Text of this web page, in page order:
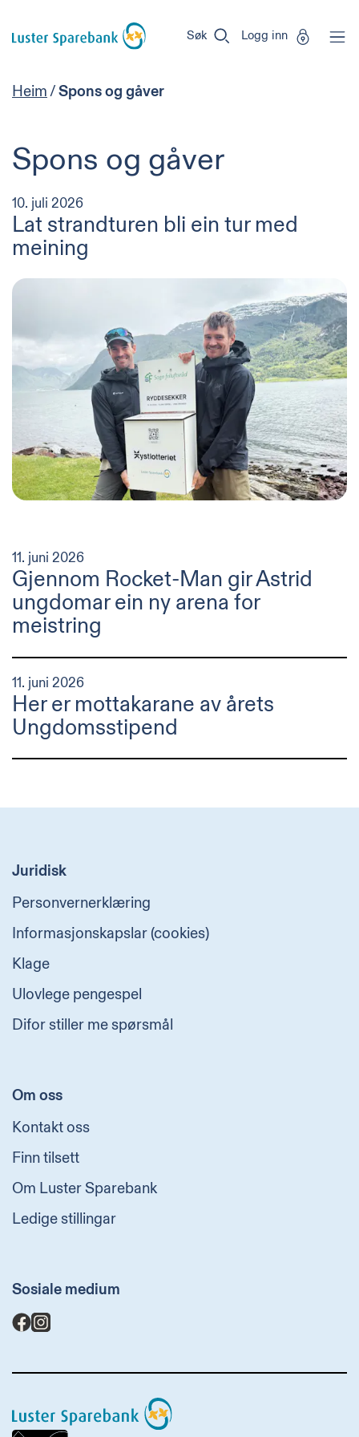
Sparebank
Søk Logg inn
Heim/Spons og gåver
Spons og gåver
10. juli 2026
Lat strandturen bli ein tur med
meining
11. juni 2026
Gjennom Rocket-Man gir Astrid
ungdomar ein ny arena for
meistring
11. juni 2026
Her er mottakarane av årets
Ungdomsstipend
Juridisk
Personvernerklæring
Informasjonskapslar (cookies)
Klage
Ulovlege pengespel
Difor stiller me spørsmål
Om oss
Kontakt oss
Finn tilsett
Om Luster Sparebank
Ledige stillingar
Sosiale medium
Luster
Sparebank
er
Miljøfyrtårn-